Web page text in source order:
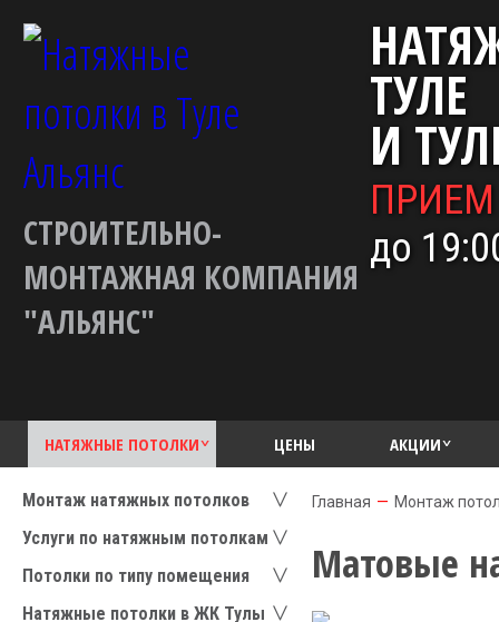
СТРОИТЕЛЬНО-
МОНТАЖНАЯ КОМПАНИЯ
"АЛЬЯНС"
ТУЛЕ
И
до
НАТЯЖНЫЕ ПОТОЛКИ ЦЕНЫ АКЦИИ
Монтаж натяжных потолков
Услуги по натяжным потолкам
Потолки по типу помещения
Натяжные потолки в ЖК Тулы
Главная — Монтаж
Матовые